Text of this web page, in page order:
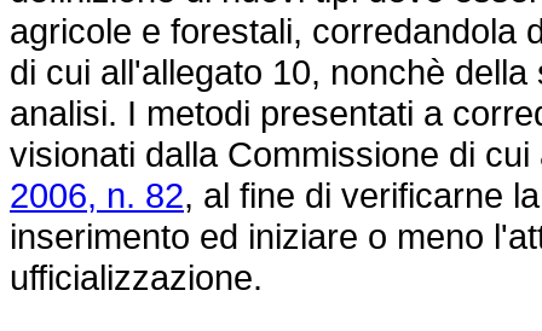
agricole e forestali, corredandola
di cui all'allegato 10, nonchè
analisi. I metodi presentati a
visionati dalla Commissione di
2006, n. 82, al fine di verificarne
inserimento ed iniziare o meno
ufficializzazione.